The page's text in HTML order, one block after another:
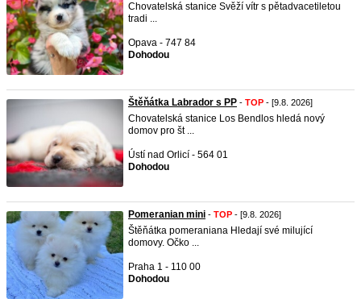
Chovatelská stanice Svěží vítr s pětadvacetiletou
tradi ...
Opava - 747 84
Dohodou
Štěňátka Labrador s PP - TOP - [9.8. 2026]
Chovatelská stanice Los Bendlos hledá nový
domov pro št ...
Ústí nad Orlicí - 564 01
Dohodou
Pomeranian mini - TOP - [9.8. 2026]
Štěňátka pomeraniana Hledají své milující
domovy. Očko ...
Praha 1 - 110 00
Dohodou